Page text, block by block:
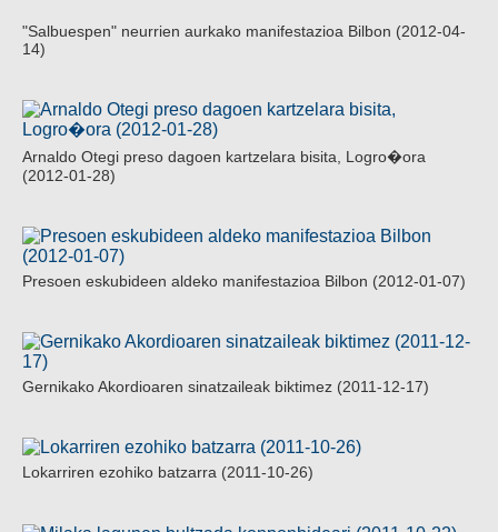
"Salbuespen" neurrien aurkako manifestazioa Bilbon (2012-04-
14)
Arnaldo Otegi preso dagoen kartzelara bisita, Logro�ora
(2012-01-28)
Presoen eskubideen aldeko manifestazioa Bilbon (2012-01-07)
Gernikako Akordioaren sinatzaileak biktimez (2011-12-17)
Lokarriren ezohiko batzarra (2011-10-26)